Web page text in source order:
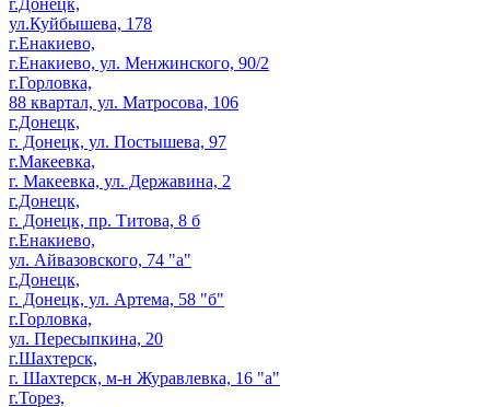
г.Донецк,
ул.Куйбышева, 178
г.Енакиево,
г.Енакиево, ул. Менжинского, 90/2
г.Горловка,
88 квартал, ул. Матросова, 106
г.Донецк,
г. Донецк, ул. Постышева, 97
г.Макеевка,
г. Макеевка, ул. Державина, 2
г.Донецк,
г. Донецк, пр. Титова, 8 б
г.Енакиево,
ул. Айвазовского, 74 "а"
г.Донецк,
г. Донецк, ул. Артема, 58 "б"
г.Горловка,
ул. Пересыпкина, 20
г.Шахтерск,
г. Шахтерск, м-н Журавлевка, 16 "а"
г.Торез,